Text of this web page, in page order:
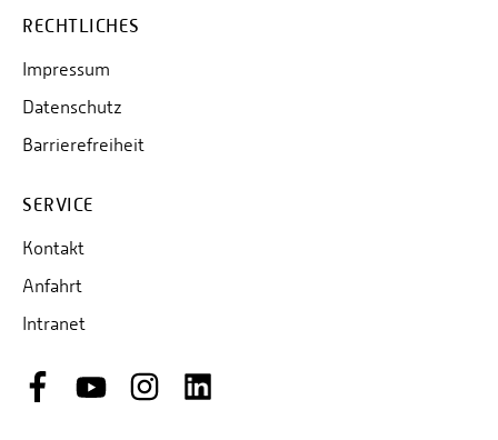
RECHTLICHES
Impressum
Datenschutz
Barrierefreiheit
SERVICE
Kontakt
Anfahrt
Intranet